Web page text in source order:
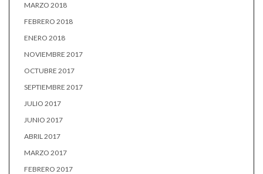
MARZO 2018
FEBRERO 2018
ENERO 2018
NOVIEMBRE 2017
OCTUBRE 2017
SEPTIEMBRE 2017
JULIO 2017
JUNIO 2017
ABRIL 2017
MARZO 2017
FEBRERO 2017